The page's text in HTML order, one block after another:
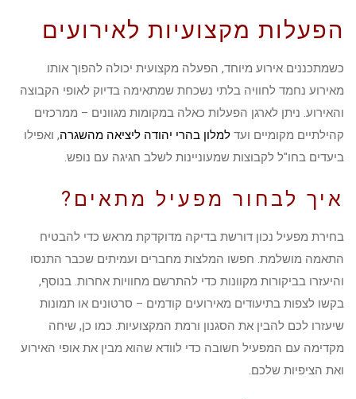
הפעלות מקצועיות לאירועים
כשמתכננים אירוע מיוחד, הפעלה מקצועית יכולה להפוך אותו
מאירוע נחמד לחוויה בלתי נשכחת שמתאימה בדיוק לאופי הקבוצה
והאירוע. ניתן לארגן הפעלות כאלה במקומות מגוונים – ממרכזים
קהילתיים מקומיים ועד למלון בהרי יהודה ליציאה מהשגרה, ואפילו
ביעדים בחו"ל לקבוצות שמעוניינות לשלב חגיגה עם נופש.
איך לבחור מפעיל מתאים?
בחירת מפעיל נכון דורשת בדיקה מדוקדקת מראש כדי להבטיח
התאמה מושלמת. חפשו המלצות מחברים ועמיתים שכבר התנסו
והיעזרו בביקורות מקוונות כדי להתרשם מחוויות אחרות. בנוסף,
בקשו לצפות בתיעודים מאירועים קודמים – סרטונים או תמונות
שיעזרו לכם להבין את הסגנון ורמת המקצועיות. כמו כן, שיחה
מקדימה עם המפעיל חשובה כדי לוודא שהוא מבין את אופי האירוע
ואת הציפיות שלכם.